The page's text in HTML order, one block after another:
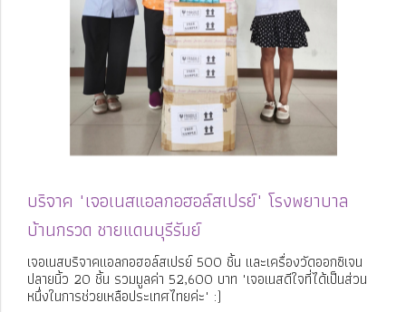
บริจาค "เจอเนสแอลกอฮอล์สเปรย์" โรงพยาบาล
บ้านกรวด ชายแดนบุรีรัมย์
เจอเนสบริจาคแอลกอฮอล์สเปรย์ 500 ชิ้น และเครื่องวัดออกซิเจน
ปลายนิ้ว 20 ชิ้น รวมมูลค่า 52,600 บาท "เจอเนสดีใจที่ได้เป็นส่วน
หนึ่งในการช่วยเหลือประเทศไทยค่ะ" :)